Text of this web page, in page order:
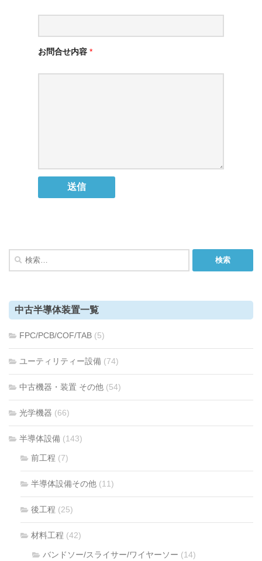
お問合せ内容 *
検
中古半導体装置一覧
FPC/PCB/COF/TAB (5)
ユーティリティー設備 (74)
中古機器・装置 その他 (54)
光学機器 (66)
半導体設備 (143)
前工程 (7)
半導体設備その他 (11)
後工程 (25)
材料工程 (42)
バンドソー/スライサー/ワイヤーソー (14)